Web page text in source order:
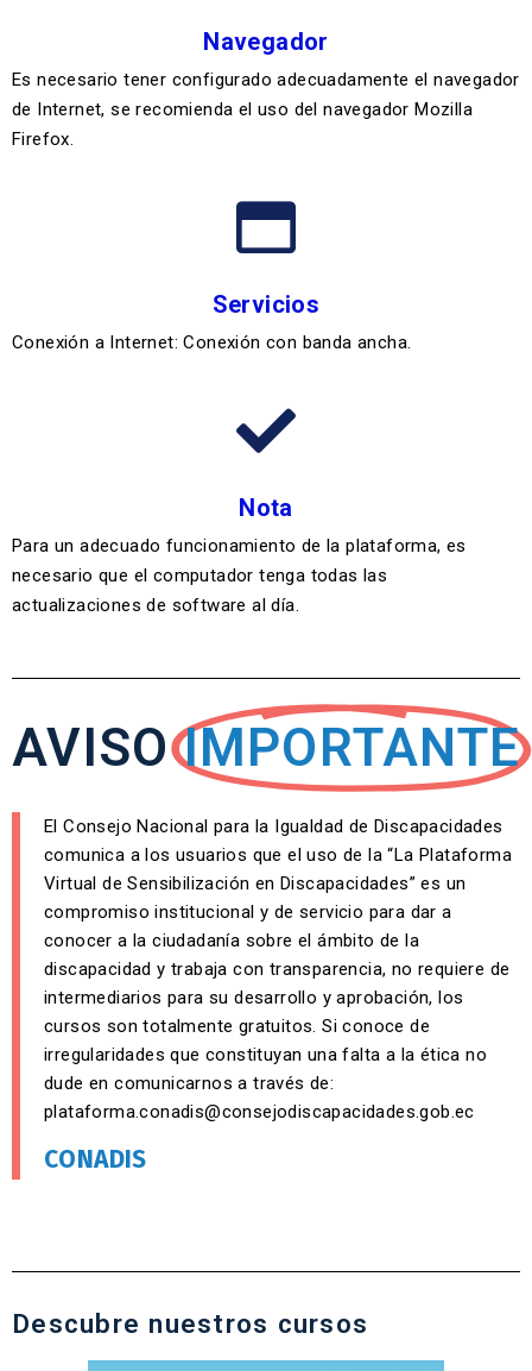
Navegador
Es necesario tener configurado adecuadamente el navegador
de Internet, se recomienda el uso del navegador Mozilla
Firefox.
Servicios
Conexión a Internet: Conexión con banda ancha.
Nota
Para un adecuado funcionamiento de la plataforma, es
necesario que el computador tenga todas las
actualizaciones de software al día.
AVISOIMPORTANTE
El Consejo Nacional para la Igualdad de Discapacidades
comunica a los usuarios que el uso de la “La Plataforma
Virtual de Sensibilización en Discapacidades” es un
compromiso institucional y de servicio para dar a
conocer a la ciudadanía sobre el ámbito de la
discapacidad y trabaja con transparencia, no requiere de
intermediarios para su desarrollo y aprobación, los
cursos son totalmente gratuitos. Si conoce de
irregularidades que constituyan una falta a la ética no
dude en comunicarnos a través de:
plataforma.conadis@consejodiscapacidades.gob.ec
CONADIS
Descubre nuestros cursos